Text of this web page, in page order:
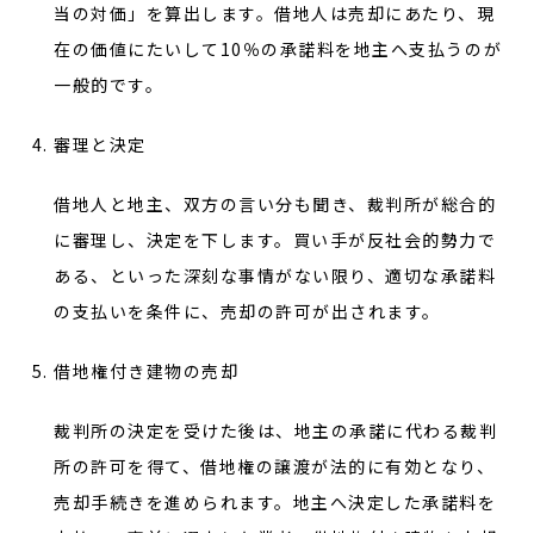
当の対価」を算出します。借地人は売却にあたり、現
在の価値にたいして10％の承諾料を地主へ支払うのが
一般的です。
審理と決定
借地人と地主、双方の言い分も聞き、裁判所が総合的
に審理し、決定を下します。買い手が反社会的勢力で
ある、といった深刻な事情がない限り、適切な承諾料
の支払いを条件に、売却の許可が出されます。
借地権付き建物の売却
裁判所の決定を受けた後は、地主の承諾に代わる裁判
所の許可を得て、借地権の譲渡が法的に有効となり、
売却手続きを進められます。地主へ決定した承諾料を